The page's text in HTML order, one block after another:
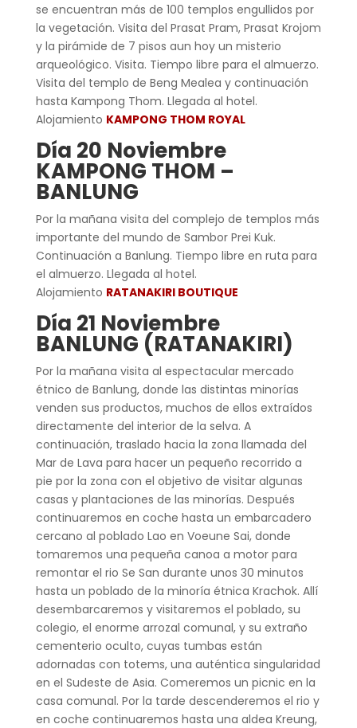
se encuentran más de 100 templos engullidos por
la vegetación. Visita del Prasat Pram, Prasat Krojom
y la pirámide de 7 pisos aun hoy un misterio
arqueológico. Visita. Tiempo libre para el almuerzo.
Visita del templo de Beng Mealea y continuación
hasta Kampong Thom. Llegada al hotel.
Alojamiento KAMPONG THOM ROYAL
Día 20 Noviembre
KAMPONG THOM –
BANLUNG
Por la mañana visita del complejo de templos más
importante del mundo de Sambor Prei Kuk.
Continuación a Banlung. Tiempo libre en ruta para
el almuerzo. Llegada al hotel.
Alojamiento RATANAKIRI BOUTIQUE
Día 21 Noviembre
BANLUNG (RATANAKIRI)
Por la mañana visita al espectacular mercado
étnico de Banlung, donde las distintas minorías
venden sus productos, muchos de ellos extraídos
directamente del interior de la selva. A
continuación, traslado hacia la zona llamada del
Mar de Lava para hacer un pequeño recorrido a
pie por la zona con el objetivo de visitar algunas
casas y plantaciones de las minorías. Después
continuaremos en coche hasta un embarcadero
cercano al poblado Lao en Voeune Sai, donde
tomaremos una pequeña canoa a motor para
remontar el rio Se San durante unos 30 minutos
hasta un poblado de la minoría étnica Krachok. Allí
desembarcaremos y visitaremos el poblado, su
colegio, el enorme arrozal comunal, y su extraño
cementerio oculto, cuyas tumbas están
adornadas con totems, una auténtica singularidad
en el Sudeste de Asia. Comeremos un picnic en la
casa comunal. Por la tarde descenderemos el rio y
en coche continuaremos hasta una aldea Kreung,